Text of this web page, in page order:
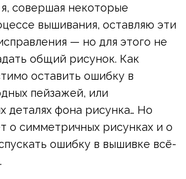
совершая некоторые
вышивания, оставляю эти
— но для этого не
общий рисунок. Как
оставить ошибку в
пейзажей, или
деталях фона рисунка… Но
о симметричных рисунках и о
ошибку в вышивке всё-